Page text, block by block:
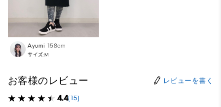
Ayumi 158cm
サイズ:M
お客様のレビュー レビューを書く
4.4(15)